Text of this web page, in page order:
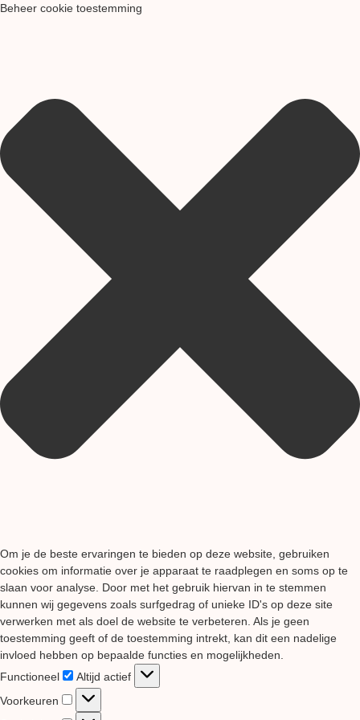
Beheer cookie toestemming
Om je de beste ervaringen te bieden op deze website, gebruiken
cookies om informatie over je apparaat te raadplegen en soms op te
slaan voor analyse. Door met het gebruik hiervan in te stemmen
kunnen wij gegevens zoals surfgedrag of unieke ID's op deze site
verwerken met als doel de website te verbeteren. Als je geen
toestemming geeft of de toestemming intrekt, kan dit een nadelige
invloed hebben op bepaalde functies en mogelijkheden.
Functioneel
Functioneel
Altijd actief
Voorkeuren
Voorkeuren